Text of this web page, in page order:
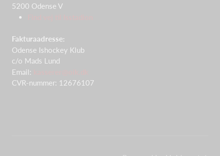
5200 Odense V
Fakturaadresse:
Odense Ishockey Klub
c/o Mads Lund
Email:
CVR-nummer: 12676107